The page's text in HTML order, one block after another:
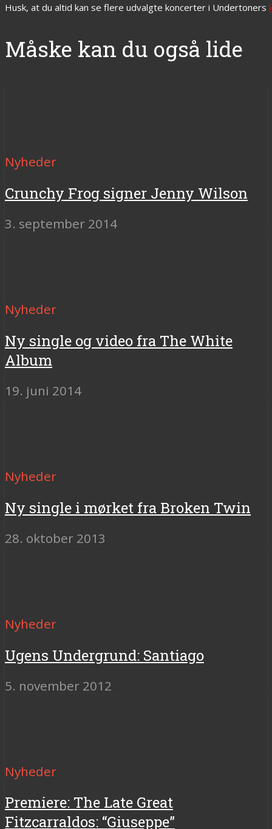
Husk, at du altid kan se flere udvalgte koncerter i Undertoners
Måske kan du også lide
Nyheder
Crunchy Frog signer Jenny Wilson
3. september 2014
Nyheder
Ny single og video fra The White
Album
19. juni 2014
Nyheder
Ny single i mørket fra Broken Twin
28. oktober 2013
Nyheder
Ugens Undergrund: Santiago
5. november 2012
Nyheder
Premiere: The Late Great
Fitzcarraldos: “Giuseppe”